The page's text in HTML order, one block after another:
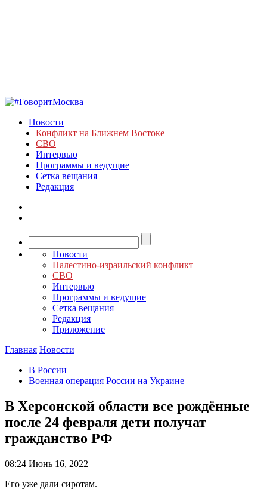
Новости
Конфликт на Ближнем Востоке
СВО
Интервью
Программы и ведущие
Сетка вещания
Редакция
Новости
Палестино-израильский конфликт
СВО
Интервью
Программы и ведущие
Сетка вещания
Редакция
Приложение
Главная Новости
В России
Военная операция России на Украине
В Херсонской области все рождённые
после 24 февраля дети получат
гражданство РФ
08:24 Июнь 16, 2022
Его уже дали сиротам.